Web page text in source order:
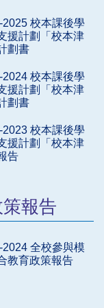
2025 校本課後學
援計劃「校本津
劃書
2024 校本課後學
援計劃「校本津
劃書
2023 校本課後學
援計劃「校本津
告
報告
2024 全校參與模
教育政策報告